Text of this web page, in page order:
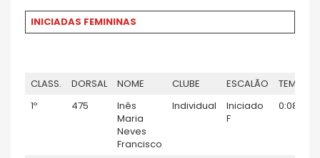
INICIADAS FEMININAS
CLASS. DORSAL NOME CLUBE ESCALÃO
TEMPO
1º
475
Inês
Maria
Neves
Francisco
Individual
Iniciado
F
0:08:12